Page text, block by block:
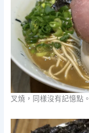
叉燒，同樣沒有記憶點。